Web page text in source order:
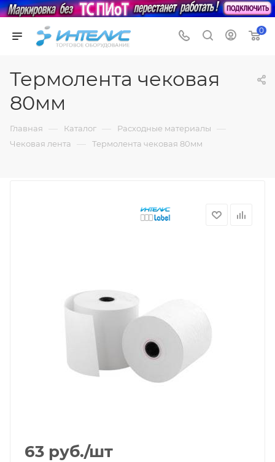
0
Термолента чековая
80мм
Главная — Каталог — Расходные материалы —
Чековая лента — Термолента чековая 80мм
63 руб./шт